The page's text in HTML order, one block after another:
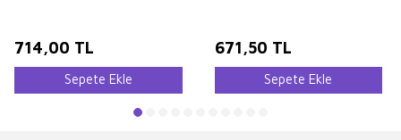
714,00 TL
Sepete Ekle
671,50 TL
Sepete Ekle